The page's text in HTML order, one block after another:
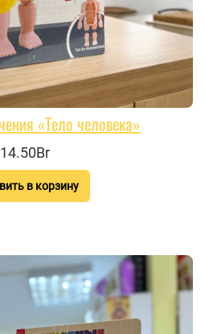
«Тело человека»
14.50Br
в корзину